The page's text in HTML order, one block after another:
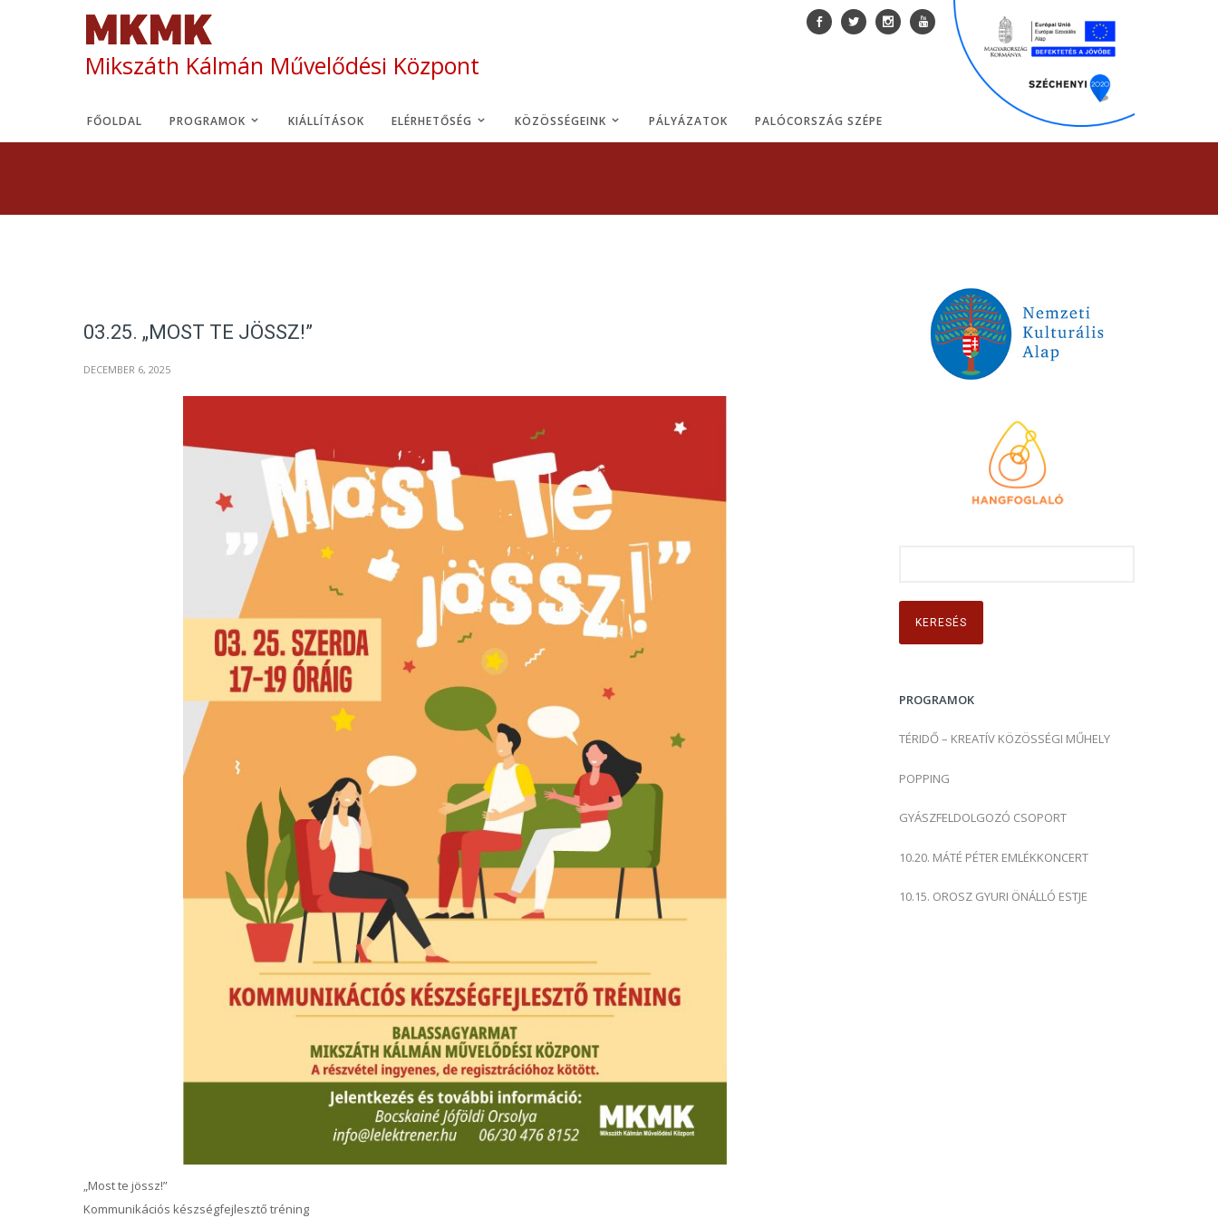
Mikszáth Kálmán Művelődési Központ
FŐOLDAL PROGRAMOK KIÁLLÍTÁSOK ELÉRHETŐSÉG KÖZÖSSÉGEINK PÁLYÁZATOK PALÓCORSZÁG SZÉPE
03.25. „MOST TE JÖSSZ!”
DECEMBER 6, 2025
„Most te jössz!”
Kommunikációs készségfejlesztő tréning
r
s
:PROGRAMOK
TÉRIDŐ – KREATÍV KÖZÖSSÉGI MŰHELY
POPPING
GYÁSZFELDOLGOZÓ CSOPORT
10.20. MÁTÉ PÉTER EMLÉKKONCERT
10.15. OROSZ GYURI ÖNÁLLÓ ESTJE